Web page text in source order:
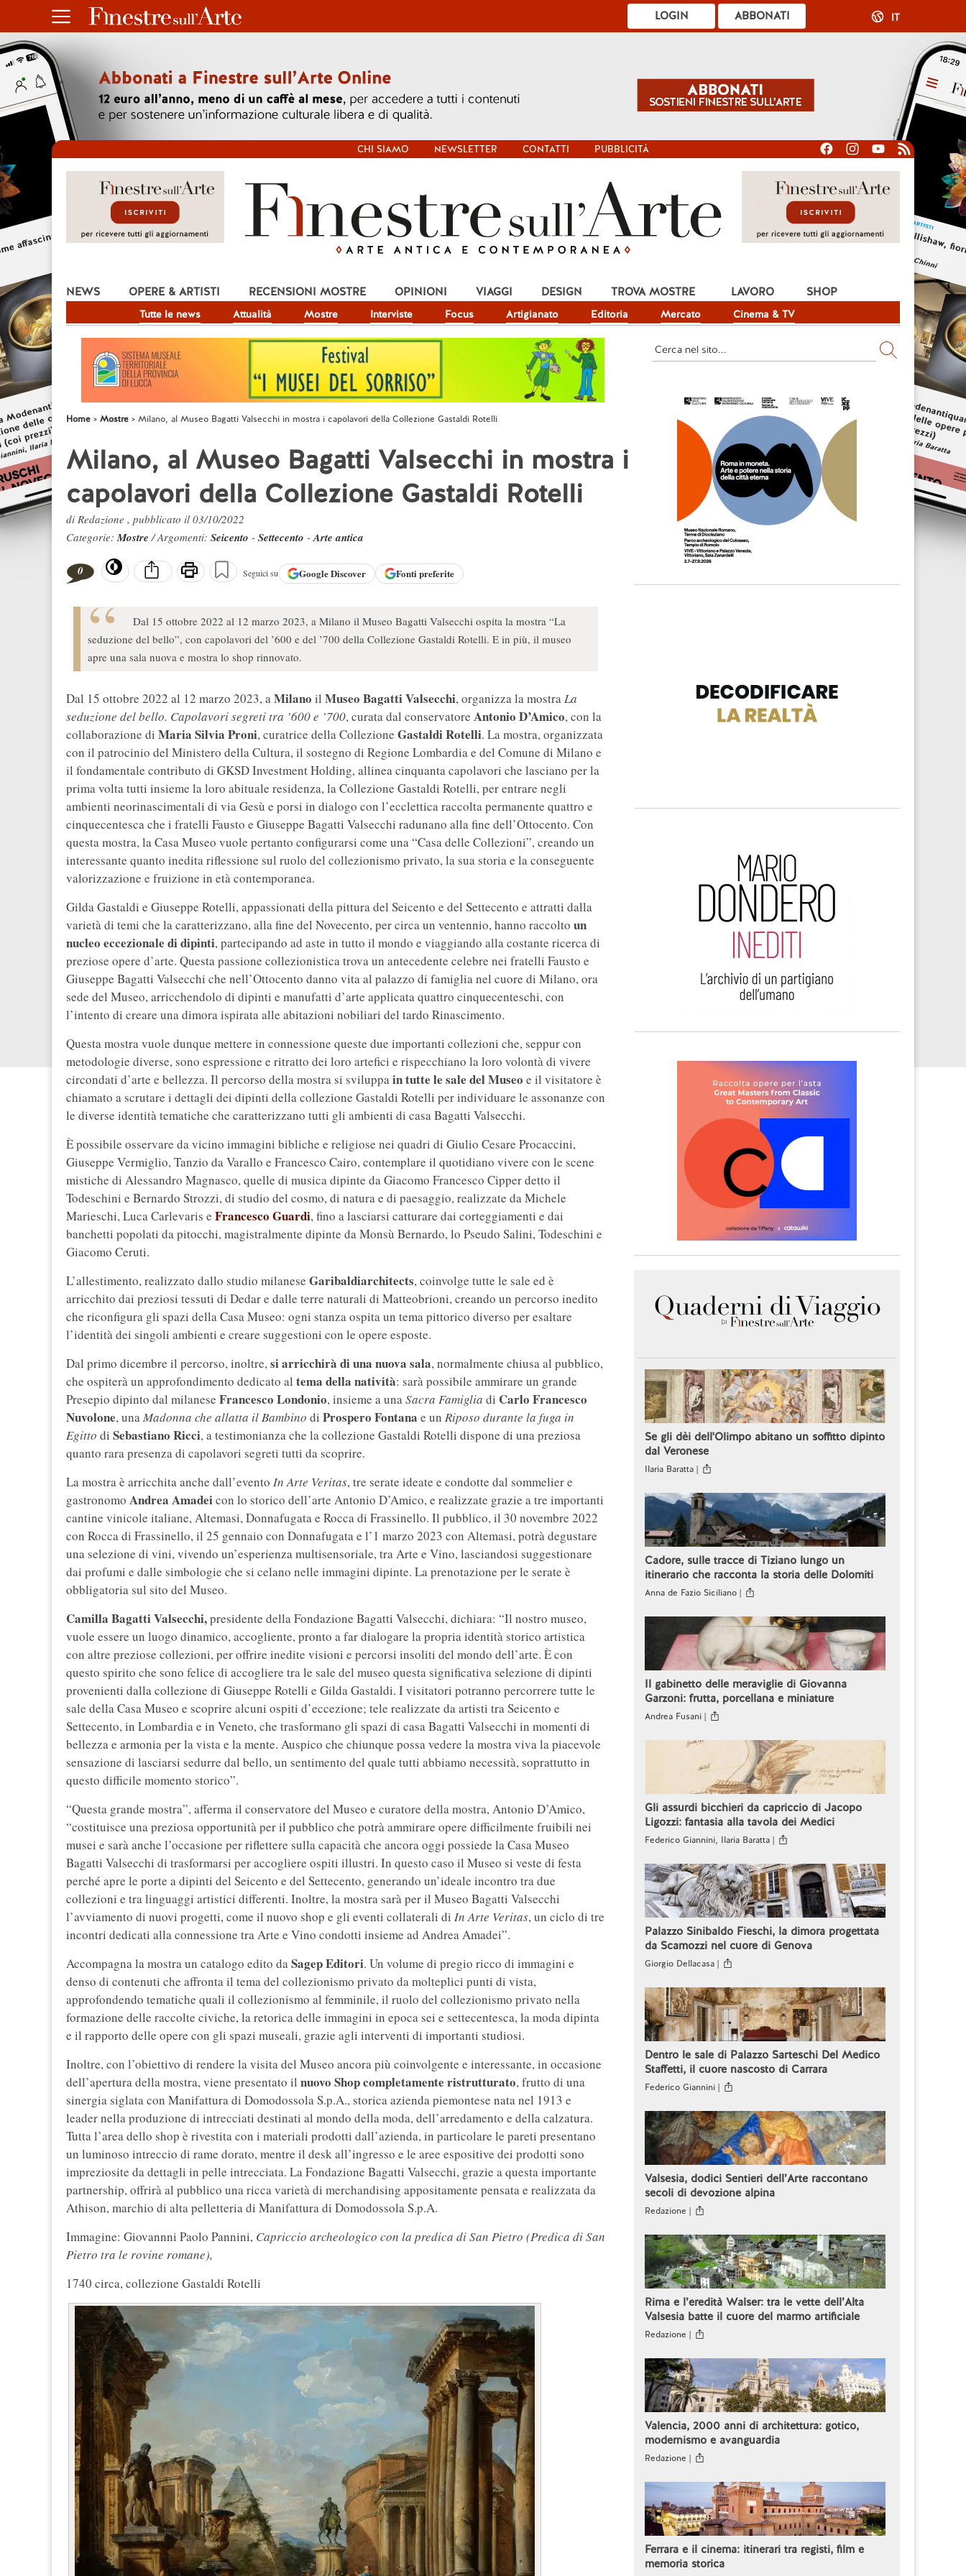
ABBONATI
LOGIN IT
CHI SIAMO NEWSLETTER CONTATTI PUBBLICITÀ
NEWS
Tutte le news Attualità Mostre Interviste Focus Artigianato Editoria Mercato Cinema & TV
OPERE & ARTISTI RECENSIONI MOSTRE OPINIONI VIAGGI DESIGN TROVA MOSTRE LAVORO SHOP
Home Mostre Milano, al Museo Bagatti Valsecchi in mostra i capolavori della Collezione Gastaldi Rotelli
Milano, al Museo Bagatti Valsecchi in mostra i
capolavori della Collezione Gastaldi Rotelli
di Redazione , pubblicato il 03/10/2022
Categorie:Mostre/ Argomenti: Seicento - Settecento -Arte antica
0 Seguici su GoogleDiscover Fonti preferite
Dal 15 ottobre 2022 al 12 marzo 2023, a Milano il Museo Bagatti Valsecchi ospita la mostra “La
seduzione del bello”, con capolavori del ’600 e del ’700 della Collezione Gastaldi Rotelli. E in più, il museo
apre una sala nuova e mostra lo shop rinnovato.
Dal 15 ottobre 2022 al 12 marzo 2023, aMilano il Museo Bagatti Valsecchi, organizza la mostraLa
seduzione del bello. Capolavori segreti tra ’600 e ’700, curata dal conservatore Antonio D’Amico, con la
collaborazione di Maria Silvia Proni, curatrice della Collezione Gastaldi Rotelli. La mostra, organizzata
con il patrocinio del Ministero della Cultura, il sostegno di Regione Lombardia e del Comune di Milano e
il fondamentale contributo di GKSD Investment Holding, allinea cinquanta capolavori che lasciano per la
prima volta tutti insieme la loro abituale residenza, la Collezione Gastaldi Rotelli, per entrare negli
ambienti neorinascimentali di via Gesù e porsi in dialogo con l’ecclettica raccolta permanente quattro e
cinquecentesca che i fratelli Fausto e Giuseppe Bagatti Valsecchi radunano alla fine dell’Ottocento. Con
questa mostra, la Casa Museo vuole pertanto configurarsi come una “Casa delle Collezioni”, creando un
interessante quanto inedita riflessione sul ruolo del collezionismo privato, la sua storia e la conseguente
valorizzazione e fruizione in età contemporanea.
Gilda Gastaldi e Giuseppe Rotelli, appassionati della pittura del Seicento e del Settecento e attratti dalla
varietà di temi che la caratterizzano, alla fine del Novecento, per circa un ventennio, hanno raccolto un
nucleo eccezionale di dipinti, partecipando ad aste in tutto il mondo e viaggiando alla costante ricerca di
preziose opere d’arte. Questa passione collezionistica trova un antecedente celebre nei fratelli Fausto e
Giuseppe Bagatti Valsecchi che nell’Ottocento danno vita al palazzo di famiglia nel cuore di Milano, ora
sede del Museo, arricchendolo di dipinti e manufatti d’arte applicata quattro cinquecenteschi, con
l’intento di creare una dimora ispirata alle abitazioni nobiliari del tardo Rinascimento.
Questa mostra vuole dunque mettere in connessione queste due importanti collezioni che, seppur con
metodologie diverse, sono espressione e ritratto dei loro artefici e rispecchiano la loro volontà di vivere
circondati d’arte e bellezza. Il percorso della mostra si sviluppain tutte le sale del Museo e il visitatore è
chiamato a scrutare i dettagli dei dipinti della collezione Gastaldi Rotelli per individuare le assonanze con
le diverse identità tematiche che caratterizzano tutti gli ambienti di casa Bagatti Valsecchi.
È possibile osservare da vicino immagini bibliche e religiose nei quadri di Giulio Cesare Procaccini,
Giuseppe Vermiglio, Tanzio da Varallo e Francesco Cairo, contemplare il quotidiano vivere con le scene
mistiche di Alessandro Magnasco, quelle di musica dipinte da Giacomo Francesco Cipper detto il
Todeschini e Bernardo Strozzi, di studio del cosmo, di natura e di paesaggio, realizzate da Michele
Marieschi, Luca Carlevaris e Francesco Guardi, fino a lasciarsi catturare dai corteggiamenti e dai
banchetti popolati da pitocchi, magistralmente dipinte da Monsù Bernardo, lo Pseudo Salini, Todeschini e
Giacomo Ceruti.
L’allestimento, realizzato dallo studio milanese Garibaldiarchitects, coinvolge tutte le sale ed è
arricchito dai preziosi tessuti di Dedar e dalle terre naturali di Matteobrioni, creando un percorso inedito
che riconfigura gli spazi della Casa Museo: ogni stanza ospita un tema pittorico diverso per esaltare
l’identità dei singoli ambienti e creare suggestioni con le opere esposte.
Dal primo dicembre il percorso, inoltre,si arricchirà di una nuova sala, normalmente chiusa al pubblico,
che ospiterà un approfondimento dedicato al tema della natività: sarà possibile ammirare un grande
Presepio dipinto dal milanese Francesco Londonio, insieme a unaSacra Famiglia di Carlo Francesco
Nuvolone, unaMadonna che allatta il Bambino di Prospero Fontana e un Riposo durante la fuga in
Egitto di Sebastiano Ricci, a testimonianza che la collezione Gastaldi Rotelli dispone di una preziosa
quanto rara presenza di capolavori segreti tutti da scoprire.
La mostra è arricchita anche dall’evento In Arte Veritas, tre serate ideate e condotte dal sommelier e
gastronomo Andrea Amadeicon lo storico dell’arte Antonio D’Amico, e realizzate grazie a tre importanti
cantine vinicole italiane, Altemasi, Donnafugata e Rocca di Frassinello. Il pubblico, il 30 novembre 2022
con Rocca di Frassinello, il 25 gennaio con Donnafugata e l’1 marzo 2023 con Altemasi, potrà degustare
una selezione di vini, vivendo un’esperienza multisensoriale, tra Arte e Vino, lasciandosi suggestionare
dai profumi e dalle simbologie che si celano nelle immagini dipinte. La prenotazione per le serate è
obbligatoria sul sito del Museo.
Camilla Bagatti Valsecchi,presidente della Fondazione Bagatti Valsecchi, dichiara: “Il nostro museo,
vuole essere un luogo dinamico, accogliente, pronto a far dialogare la propria identità storico artistica
con altre preziose collezioni, per offrire inedite visioni e percorsi insoliti del mondo dell’arte. È con
questo spirito che sono felice di accogliere tra le sale del museo questa significativa selezione di dipinti
provenienti dalla collezione di Giuseppe Rotelli e Gilda Gastaldi. I visitatori potranno percorrere tutte le
sale della Casa Museo e scoprire alcuni ospiti d’eccezione; tele realizzate da artisti tra Seicento e
Settecento, in Lombardia e in Veneto, che trasformano gli spazi di casa Bagatti Valsecchi in momenti di
bellezza e armonia per la vista e la mente. Auspico che chiunque possa vedere la mostra viva la piacevole
sensazione di lasciarsi sedurre dal bello, un sentimento del quale tutti abbiamo necessità, soprattutto in
questo difficile momento storico”.
“Questa grande mostra”, afferma il conservatore del Museo e curatore della mostra, Antonio D’Amico,
“costituisce una preziosa opportunità per il pubblico che potrà ammirare opere difficilmente fruibili nei
musei e sarà anche l’occasione per riflettere sulla capacità che ancora oggi possiede la Casa Museo
Bagatti Valsecchi di trasformarsi per accogliere ospiti illustri. In questo caso il Museo si veste di festa
perché apre le porte a dipinti del Seicento e del Settecento, generando un’ideale incontro tra due
collezioni e tra linguaggi artistici differenti. Inoltre, la mostra sarà per il Museo Bagatti Valsecchi
l’avviamento di nuovi progetti, come il nuovo shop e gli eventi collaterali di In Arte Veritas, un ciclo di tre
incontri dedicati alla connessione tra Arte e Vino condotti insieme ad Andrea Amadei”.
Accompagna la mostra un catalogo edito daSagep Editori. Un volume di pregio ricco di immagini e
denso di contenuti che affronta il tema del collezionismo privato da molteplici punti di vista,
approfondendo tematiche quali il collezionismo al femminile, il ruolo del collezionismo privato nella
formazione delle raccolte civiche, la retorica delle immagini in epoca sei e settecentesca, la moda dipinta
e il rapporto delle opere con gli spazi museali, grazie agli interventi di importanti studiosi.
Inoltre, con l’obiettivo di rendere la visita del Museo ancora più coinvolgente e interessante, in occasione
dell’apertura della mostra, viene presentato il nuovo Shop completamente ristrutturato, frutto di una
sinergia siglata con Manifattura di Domodossola S.p.A., storica azienda piemontese nata nel 1913 e
leader nella produzione di intrecciati destinati al mondo della moda, dell’arredamento e della calzatura.
Tutta l’area dello shop è rivestita con i materiali prodotti dall’azienda, in particolare le pareti presentano
un luminoso intreccio di rame dorato, mentre il desk all’ingresso e le aree espositive dei prodotti sono
impreziosite da dettagli in pelle intrecciata. La Fondazione Bagatti Valsecchi, grazie a questa importante
partnership, offrirà al pubblico una ricca varietà di merchandising appositamente pensata e realizzata da
Athison, marchio di alta pelletteria di Manifattura di Domodossola S.p.A.
Immagine: Giovannni Paolo Pannini, Capriccio archeologico con la predica di San Pietro (Predica di San
Pietro tra le rovine romane),
1740 circa, collezione Gastaldi Rotelli
Se gli dèi dell'Olimpo abitano un soffitto dipinto
dal Veronese
Ilaria Baratta |
Cadore, sulle tracce di Tiziano lungo un
itinerario che racconta la storia delle Dolomiti
Anna de Fazio Siciliano |
Il gabinetto delle meraviglie di Giovanna
Garzoni: frutta, porcellana e miniature
Andrea Fusani |
Gli assurdi bicchieri da capriccio di Jacopo
Ligozzi: fantasia alla tavola dei Medici
Federico Giannini, Ilaria Baratta |
Palazzo Sinibaldo Fieschi, la dimora progettata
da Scamozzi nel cuore di Genova
Giorgio Dellacasa |
Dentro le sale di Palazzo Sarteschi Del Medico
Staffetti, il cuore nascosto di Carrara
Federico Giannini |
Valsesia, dodici Sentieri dell’Arte raccontano
secoli di devozione alpina
Redazione |
Rima e l’eredità Walser: tra le vette dell’Alta
Valsesia batte il cuore del marmo artificiale
Redazione |
Valencia, 2000 anni di architettura: gotico,
modernismo e avanguardia
Redazione |
Ferrara e il cinema: itinerari tra registi, film e
memoria storica